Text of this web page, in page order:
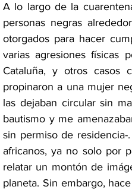
A lo largo de la
personas negras
otorgados para hacer
varias agresiones físicas
Cataluña, y otros casos
propinaron a una mujer
las dejaban circular sin
bautismo y me
sin permiso de
africanos, ya no solo por
relatar un montón de
planeta. Sin embargo,